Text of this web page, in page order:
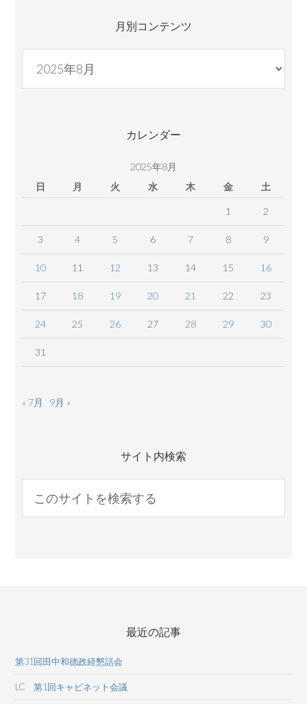
月別コンテンツ
コ
カレンダー
2025年8月
日
月 火 水 木 金 土
1 2
3 4 5 6 7 8 9
10 11 12 13 14 15 16
17 18 19 20 21 22 23
24 25 26 27 28 29 30
31
« 7月 9月 »
サイト内検索
最近の記事
第31回田中和德政経懇話会
LC 第1回キャビネット会議